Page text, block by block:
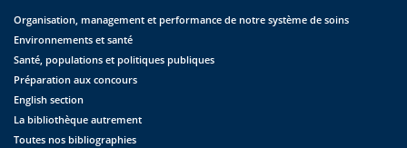
Organisation, management et performance de notre système de soins
Environnements et santé
Santé, populations et politiques publiques
Préparation aux concours
English section
La bibliothèque autrement
Toutes nos bibliographies